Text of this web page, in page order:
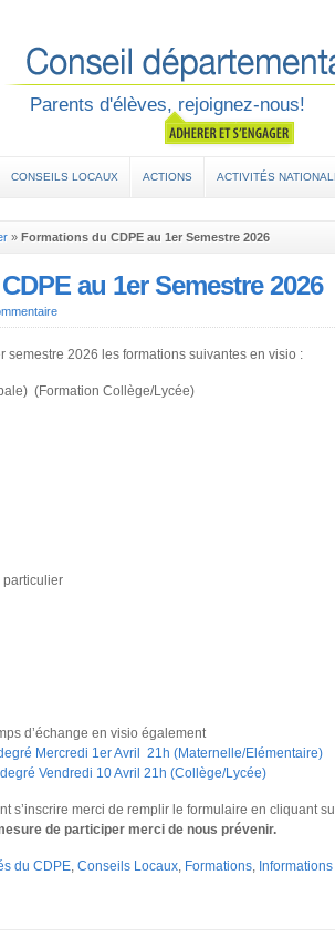
Parents d'élèves, rejoignez-nous!
CONSEILS LOCAUX ACTIONS ACTIVITÉS
» Formations du CDPE au 1er Semestre 2026
au 1er Semestre 2026
semestre 2026 les formations suivantes en visio :
(Formation Collège/Lycée)
particulier
d’échange en visio également
Mercredi 1er Avril 21h (Maternelle/Elémentaire)
Vendredi 10 Avril 21h (Collège/Lycée)
s’inscrire merci de remplir le formulaire en cliquant
de participer merci de nous prévenir.
du CDPE, Conseils Locaux, Formations,